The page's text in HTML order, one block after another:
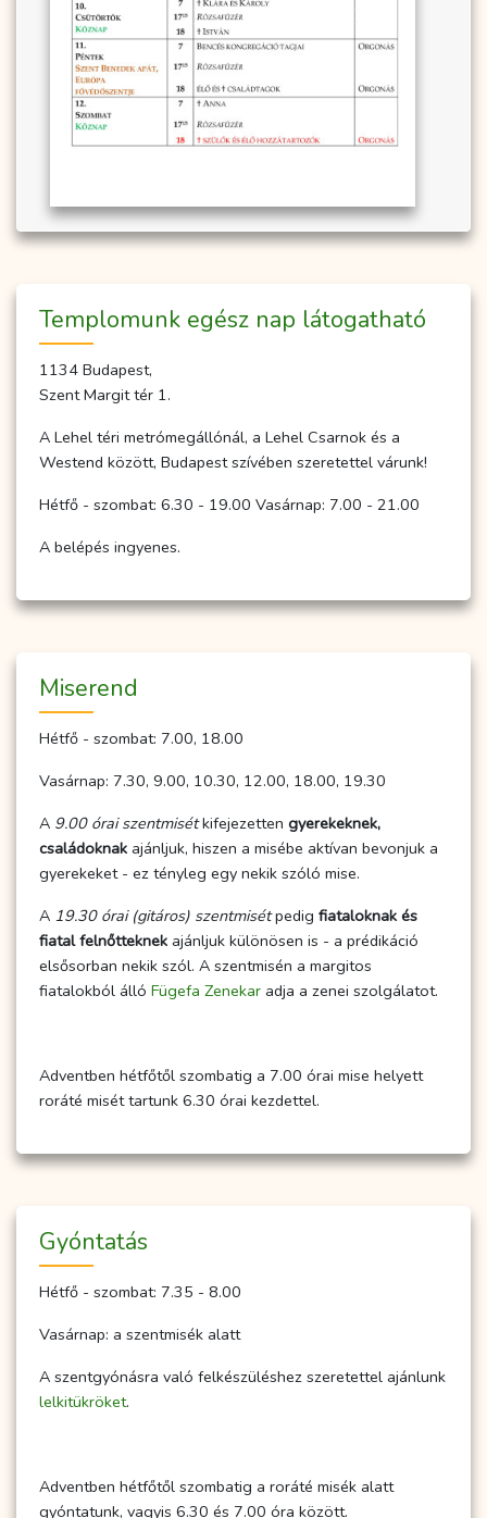
Temp­­lo­­munk egész nap lá­to­gat­ha­tó
1134 Budapest,
Szent Margit tér 1.
A Lehel téri metrómegállónál, a Lehel Csarnok és a
Westend között, Budapest szívében szeretettel várunk!
Hétfő - szombat: 6.30 - 19.00 Vasárnap: 7.00 - 21.00
A belépés ingyenes.
Miserend
Hétfő - szombat: 7.00, 18.00
Vasárnap: 7.30, 9.00, 10.30, 12.00, 18.00, 19.30
A 9.00 órai szentmisétkifejezetten gyerekeknek,
családoknak ajánljuk, hiszen a misébe aktívan bevonjuk a
gyerekeket - ez tényleg egy nekik szóló mise.
A 19.30 órai (gitáros) szentmisétpedig fiataloknak és
fiatal felnőtteknek ajánljuk különösen is - a prédikáció
elsősorban nekik szól. A szentmisén a margitos
fiatalokból álló Fügefa Zenekar adja a zenei szolgálatot.
Adventben hétfőtől szombatig a 7.00 órai mise helyett
roráté misét tartunk 6.30 órai kezdettel.
Gyóntatás
Hétfő - szombat: 7.35 - 8.00
Vasárnap: a szentmisék alatt
A szentgyónásra való felkészüléshez szeretettel ajánlunk
lelkitükröket.
Adventben hétfőtől szombatig a roráté misék alatt
gyóntatunk, vagyis 6.30 és 7.00 óra között.